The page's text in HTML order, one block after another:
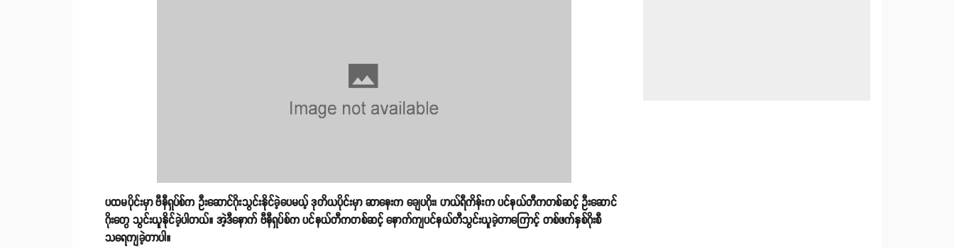
ပထမပိုင်းမှာ ဗီနီရှပ်စ်က ဦးဆောင်ဂိုးသွင်းနိုင်ခဲ့ပေမယ့် ဒုတိယပိုင်းမှာ ဆာနေးက ချေပဂိုး၊ ဟယ်ရီကိန်းက ပင်နယ်တီကတစ်ဆင့် ဦးဆောင်
ဂိုးတွေ သွင်းယူနိုင်ခဲ့ပါတယ်။ အဲ့ဒီနောက် ဗီနီရှပ်စ်က ပင်နယ်တီကတစ်ဆင့် နောက်ကျပင်နယ်တီသွင်းယူခဲ့တာကြောင့် တစ်ဖက်နှစ်ဂိုးစီ
သရေကျခဲ့တာပါ။